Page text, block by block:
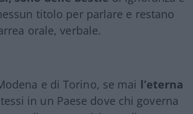
titolo per parlare e restano
orale, verbale.
e di Torino, se mai l’eterna
in un Paese dove chi governa